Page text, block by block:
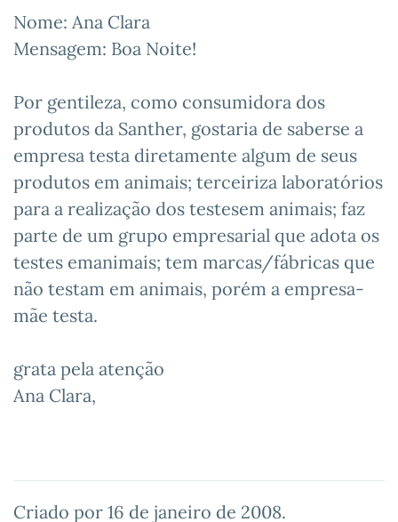
Nome: Ana Clara
Mensagem: Boa Noite!
Por gentileza, como consumidora dos
produtos da Santher, gostaria de saberse a
empresa testa diretamente algum de seus
produtos em animais; terceiriza laboratórios
para a realização dos testesem animais; faz
parte de um grupo empresarial que adota os
testes emanimais; tem marcas/fábricas que
não testam em animais, porém a empresa-
mãe testa.
grata pela atenção
Ana Clara,
Criado por 16 de janeiro de 2008.